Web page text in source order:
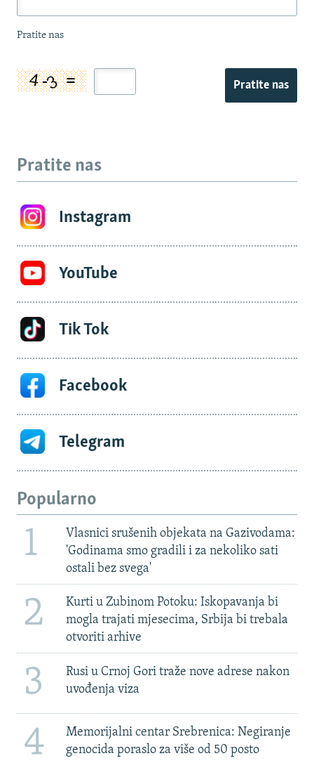
Pratite nas
Pratite nas
Pratite nas
Instagram
YouTube
Tik Tok
Facebook
Telegram
Popularno
1
Vlasnici srušenih objekata na Gazivodama:
'Godinama smo gradili i za nekoliko sati
ostali bez svega'
2
Kurti u Zubinom Potoku: Iskopavanja bi
mogla trajati mjesecima, Srbija bi trebala
otvoriti arhive
3
Rusi u Crnoj Gori traže nove adrese nakon
uvođenja viza
4
Memorijalni centar Srebrenica: Negiranje
genocida poraslo za više od 50 posto